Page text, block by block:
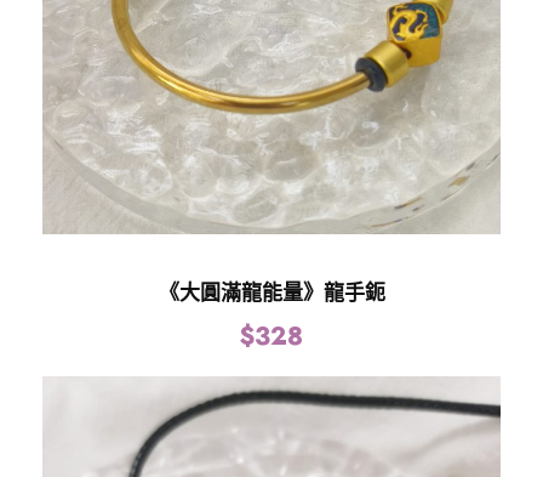
《大圓滿龍能量》龍手鈪
$328